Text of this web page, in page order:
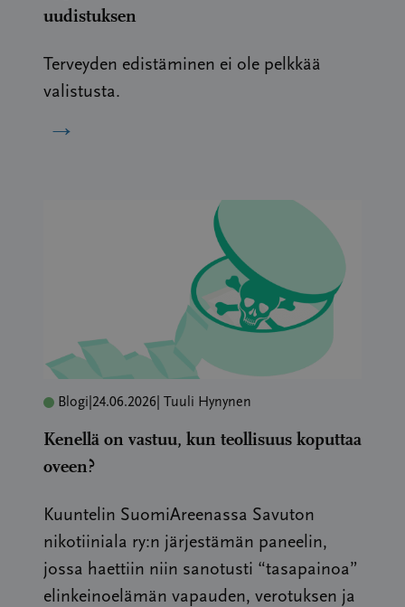
uudistuksen
Terveyden edistäminen ei ole pelkkää
valistusta.
→
Blogi 24.06.2026 | Tuuli Hynynen
Kenellä on vastuu, kun teollisuus koputtaa
oveen?
Kuuntelin SuomiAreenassa Savuton
nikotiiniala ry:n järjestämän paneelin,
jossa haettiin niin sanotusti “tasapainoa”
elinkeinoelämän vapauden, verotuksen ja